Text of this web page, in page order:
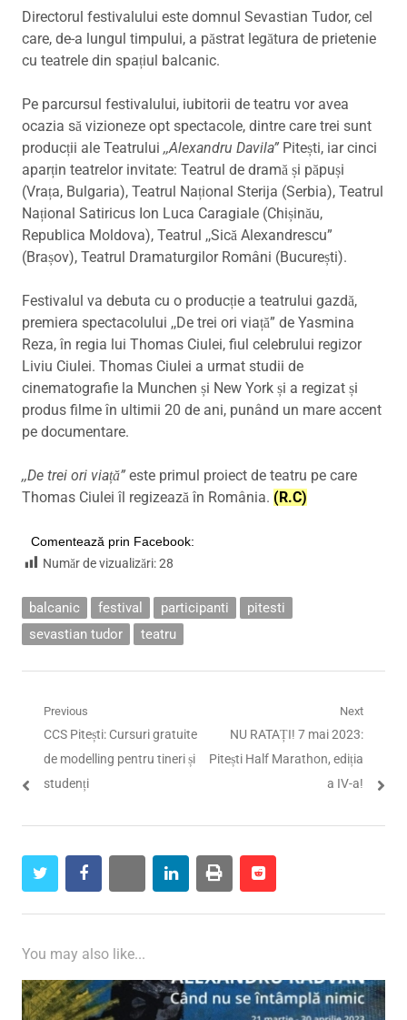
Directorul festivalului este domnul Sevastian Tudor, cel
care, de-a lungul timpului, a păstrat legătura de prietenie
cu teatrele din spațiul balcanic.
Pe parcursul festivalului, iubitorii de teatru vor avea
ocazia să vizioneze opt spectacole, dintre care trei sunt
producții ale Teatrului ,,Alexandru Davila” Pitești, iar cinci
aparțin teatrelor invitate: Teatrul de dramă și păpuși
(Vrața, Bulgaria), Teatrul Național Sterija (Serbia), Teatrul
Național Satiricus Ion Luca Caragiale (Chișinău,
Republica Moldova), Teatrul ,,Sică Alexandrescu”
(Brașov), Teatrul Dramaturgilor Români (București).
Festivalul va debuta cu o producție a teatrului gazdă,
premiera spectacolului ,,De trei ori viață” de Yasmina
Reza, în regia lui Thomas Ciulei, fiul celebrului regizor
Liviu Ciulei. Thomas Ciulei a urmat studii de
cinematografie la Munchen și New York și a regizat și
produs filme în ultimii 20 de ani, punând un mare accent
pe documentare.
,,De trei ori viață” este primul proiect de teatru pe care
Thomas Ciulei îl regizează în România. (R.C)
Comentează prin Facebook:
Număr de vizualizări:28
balcanic festival participanti
pitesti
sevastian tudor
teatru
Navigare
articole
Previous
Previous
post:
CCS Pitești: Cursuri gratuite
de modelling pentru tineri și
studenți
Next
Next
post:
NU RATAȚI! 7 mai 2023:
Pitești Half Marathon, ediția
a IV-a!
twitterfacebookwhatsapplinkedinprint reddit
reddit
You may also like...